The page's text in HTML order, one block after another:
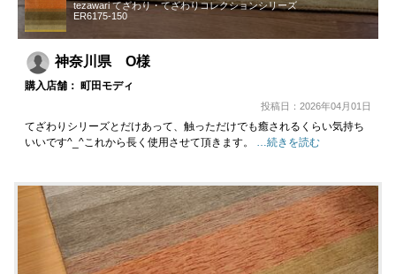
tezawari てざわり・てざわりコレクションシリーズ
ER6175-150
神奈川県 O様
購入店舗： 町田モディ
投稿日：2026年04月01日
てざわりシリーズとだけあって、触っただけでも癒されるくらい気持ち
いいです^_^これから長く使用させて頂きます。
…続きを読む